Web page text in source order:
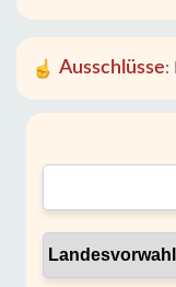
Ausschlüsse: